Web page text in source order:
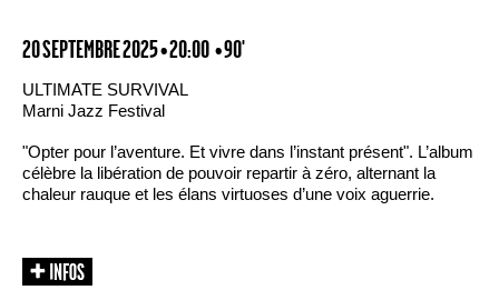
20 SEPTEMBRE 2025 • 20:00 • 90'
ULTIMATE SURVIVAL
Marni Jazz Festival
"Opter pour l’aventure. Et vivre dans l’instant présent". L’album
célèbre la libération de pouvoir repartir à zéro, alternant la
chaleur rauque et les élans virtuoses d’une voix aguerrie.